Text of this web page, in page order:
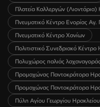
Πλατεία Καλλεργών (Λιοντάρια)
Πνευματικό Κέντρο Ενορίας Αγ.
Πνευματικό Κέντρο Χανίων
Πολιτιστικό Συνεδριακό Κέντρο
Πολυχώρος παλιάς
Προμαχώνας Παντοκράτορα
Προμαχώνας Παντοκράτορα
Πύλη Αγίου Γεωργίου Ηρακλείου